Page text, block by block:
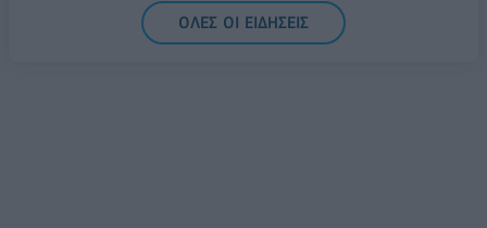
Υπ. Μεταφορών: Οριστική λύση στο ζήτημα των
πινακίδων κυκλοφορίας - Τέλος στις χρονοβόρες
ΟΛΕΣ ΟΙ ΕΙΔΗΣΕΙΣ